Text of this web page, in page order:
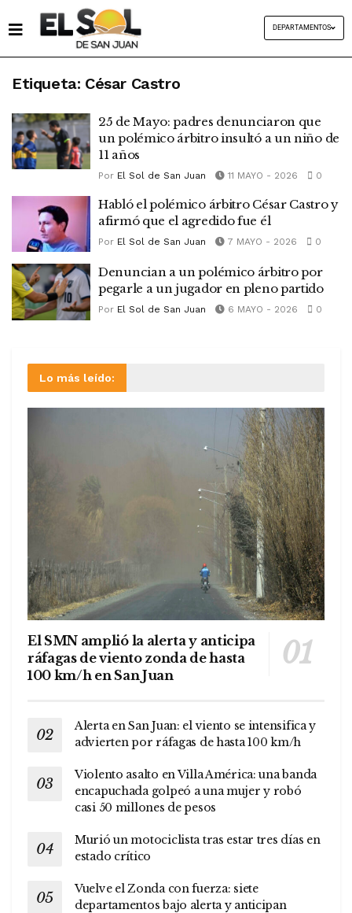
DEPARTAMENTOS
Etiqueta: César Castro
25 de Mayo: padres denunciaron que
un polémico árbitro insultó a un niño de
11 años
Por El Sol de San Juan 11 MAYO - 2026 0
Habló el polémico árbitro César Castro y
afirmó que el agredido fue él
Por El Sol de San Juan 7 MAYO - 2026 0
Denuncian a un polémico árbitro por
pegarle a un jugador en pleno partido
Por El Sol de San Juan 6 MAYO - 2026 0
Lo más leído:
El SMN amplió la alerta y anticipa
ráfagas de viento zonda de hasta
100 km/h en San Juan
Alerta en San Juan: el viento se intensifica y
advierten por ráfagas de hasta 100 km/h
Violento asalto en Villa América: una banda
encapuchada golpeó a una mujer y robó
casi 50 millones de pesos
Murió un motociclista tras estar tres días en
estado crítico
Vuelve el Zonda con fuerza: siete
departamentos bajo alerta y anticipan